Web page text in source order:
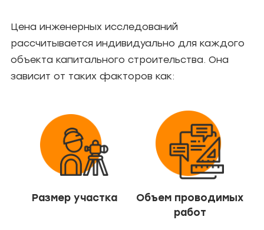
Цена инженерных исследований
рассчитывается индивидуально для каждого
объекта капитального строительства. Она
зависит от таких факторов как:
Размер участка
Объем проводимых
работ